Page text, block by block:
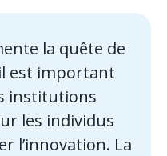
la quête de
est important
institutions
les individus
l’innovation. La